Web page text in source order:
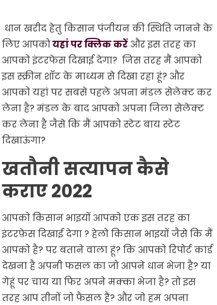
धान खरीद हेतु किसान पंजीयन की स्थिति जानने के
लिए आपकोयहां पर क्लिक करें और इस तरह का
आपको इंटरफेस दिखाई देगा? जिस तरह मैं आपको
इस स्क्रीन शॉट के माध्यम से दिखा रहा हूं? और
आपको यहां पर सबसे पहले अपना मंडल सेलेक्ट कर
लेना है? मंडल के बाद आपको अपना जिला सेलेक्ट
कर लेना है जैसे कि मैं आपको स्टेट बाय स्टेट
दिखाऊंगा?
खतौनी सत्यापन कैसे
कराए 2022
आपको किसान भाइयों आपको एक इस तरह का
इंटरफ़ेस दिखाई देगा ? हेलो किसान भाइयों जैसे कि मैं
आपको है? पर बताने वाला हूं? कि आपको रिपोर्ट कार्ड
देखना है अपनी फसल का जो आपने धान भेजा है? या
गेहूं पर चाय या फिर अपने मक्का भेजा है? तो इस
तरह आप तीनों जो फैसल हैं? और जो हम अपना